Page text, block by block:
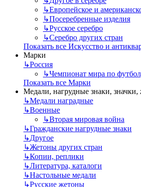
↳Европейское и
↳Посеребренные изделия
↳Русское серебро
↳Серебро других стран
Показать все Искусство и
Марки
↳Россия
↳Чемпионат мира по
Показать все Марки
Медали, нагрудные знаки,
↳Mедали наградные
↳Военные
↳Вторая мировая война
↳Гражданские нагрудные знаки
↳Другое
↳Жетоны других стран
↳Копии, реплики
↳Литература, каталоги
↳Настольные медали
↳Русские жетоны